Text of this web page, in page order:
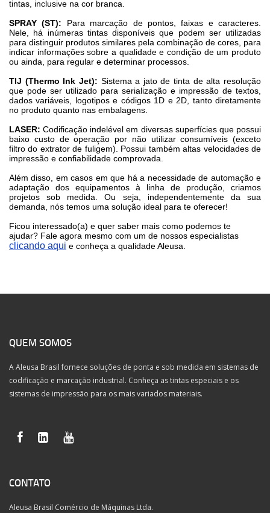
tintas, inclusive na cor branca.
SPRAY (ST): Para marcação de pontos, faixas e caracteres.
Nele, há inúmeras tintas disponíveis que podem ser utilizadas
para distinguir produtos similares pela combinação de cores, para
indicar informações sobre a qualidade e condição de um produto
ou ainda, para regular e determinar processos.
TIJ (Thermo Ink Jet): Sistema a jato de tinta de alta resolução
que pode ser utilizado para serialização e impressão de textos,
dados variáveis, logotipos e códigos 1D e 2D, tanto diretamente
no produto quanto nas embalagens.
LASER: Codificação indelével em diversas superfícies que possui
baixo custo de operação por não utilizar consumíveis (exceto
filtro do extrator de fuligem). Possui também altas velocidades de
impressão e confiabilidade comprovada.
Além disso, em casos em que há a necessidade de automação e
adaptação dos equipamentos à linha de produção, criamos
projetos sob medida. Ou seja, independentemente da sua
demanda, nós temos uma solução ideal para te oferecer!
Ficou interessado(a) e quer saber mais como podemos te
ajudar? Fale agora mesmo com um de nossos especialistas
clicando aqui e conheça a qualidade Aleusa.
QUEM SOMOS
A Aleusa Brasil fornece soluções de ponta e sob medida em sistemas de
codificação e marcação industrial. Conheça as tintas especiais e os
sistemas de impressão para os mais variados materiais.
CONTATO
Aleusa Brasil Comércio de Máquinas Ltda.